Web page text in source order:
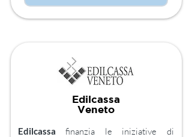
Edilcassa
Veneto
Edilcassa finanzia le iniziative di